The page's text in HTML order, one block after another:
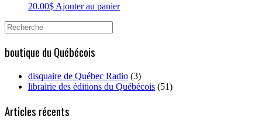
20.00$ Ajouter au panier
Search
for:
boutique du Québécois
disquaire de Québec Radio (3)
librairie des éditions du Québécois (51)
Articles récents